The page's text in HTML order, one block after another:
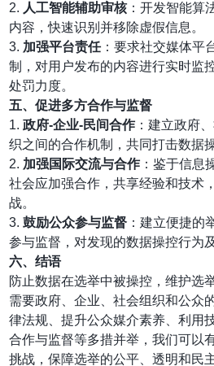
2. 人工智能辅助审核：开发智能算
内容，快速识别并移除虚假信息。
3. 加强平台责任：要求社交媒体平
制，对用户发布的内容进行实时监
处罚力度。
五、促进多方合作与监督
1.政府-企业-民间合作：建立政府
织之间的合作机制，共同打击数据
2. 加强国际交流与合作：鉴于信息
社会应加强合作，共享经验和技术
战。
3.鼓励公众参与监督 ：建立便捷的
参与监督，对发现的数据操控行为
六、结语
防止数据在选举中被操控，维护选
需要政府、企业、社会组织和公众
律法规、提升公众媒介素养、利用
合作与监督等多措并举，我们可以
挑战，保障选举的公平、透明和民